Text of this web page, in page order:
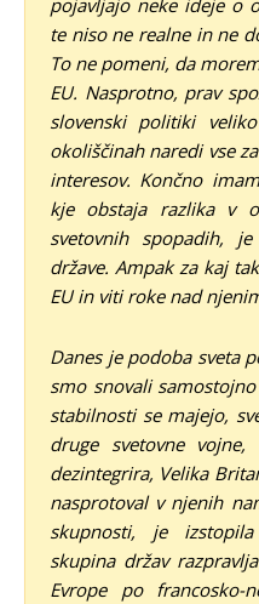
pojavljajo neke ideje o
te niso ne realne in ne
To ne pomeni, da
EU. Nasprotno, prav
slovenski politiki
okoliščinah naredi vse
interesov. Končno
kje obstaja razlika v
svetovnih spopadih,
države. Ampak za kaj
EU in viti roke nad
Danes je podoba sveta
smo snovali
stabilnosti se majejo,
druge svetovne
dezintegrira, Velika
nasprotoval v njenih
skupnosti, je
skupina držav
Evrope po francosko-